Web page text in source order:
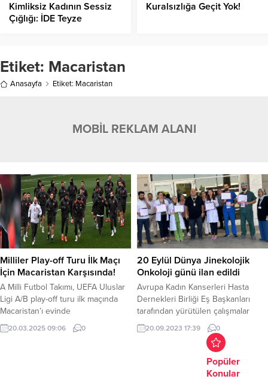
Kimliksiz Kadının Sessiz
Çığlığı: İDE Teyze
Kuralsızlığa Geçit Yok!
Etiket: Macaristan
Anasayfa Etiket: Macaristan
MOBİL REKLAM ALANI
Milliler Play-off Turu İlk Maçı
İçin Macaristan Karşısında!
A Milli Futbol Takımı, UEFA Uluslar
Ligi A/B play-off turu ilk maçında
Macaristan’ı evinde
ağırlayacak. Play-off turu ilk
maçında ev sahibi avantajını
20.03.2025 09:06 0
20 Eylül Dünya Jinekolojik
Onkoloji günü ilan edildi
Avrupa Kadın Kanserleri Hasta
Dernekleri Birliği Eş Başkanları
tarafından yürütülen çalışmalar
sonucunda, jinekolojik kanserlere
dikkati çekmek için 20 Eylül Dünya
Jinekolojik Onkoloji Günü (World
Go Day) ilan edildi.Bu kapsamda
her 20 Eylül’de, Türkiye’nin yanı
20.09.2023 17:39 0
Popüler
Konular